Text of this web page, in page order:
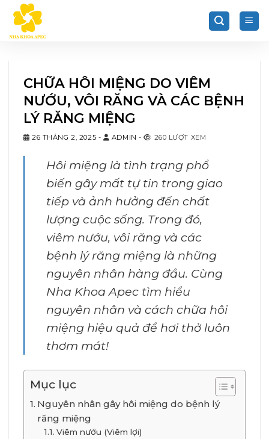
Chuyển
đến
nội
CHỮA HÔI MIỆNG DO VIÊM
NƯỚU, VÔI RĂNG VÀ CÁC BỆNH
LÝ RĂNG MIỆNG
26 THÁNG 2, 2025 - ADMIN - 260 LƯỢT XEM
Hôi miệng là tình trạng phổ
biến gây mất tự tin trong giao
tiếp và ảnh hưởng đến chất
lượng cuộc sống. Trong đó,
viêm nướu, vôi răng và các
bệnh lý răng miệng là những
nguyên nhân hàng đầu. Cùng
Nha Khoa Apec tìm hiểu
nguyên nhân và cách chữa hôi
miệng hiệu quả để hơi thở luôn
thơm mát!
Mục lục
Nguyên nhân gây hôi miệng do bệnh lý
răng miệng
Viêm nướu (Viêm lợi)